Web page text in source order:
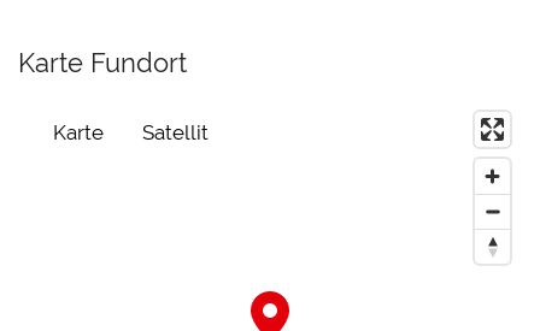
Karte Fundort
Karte Satellit